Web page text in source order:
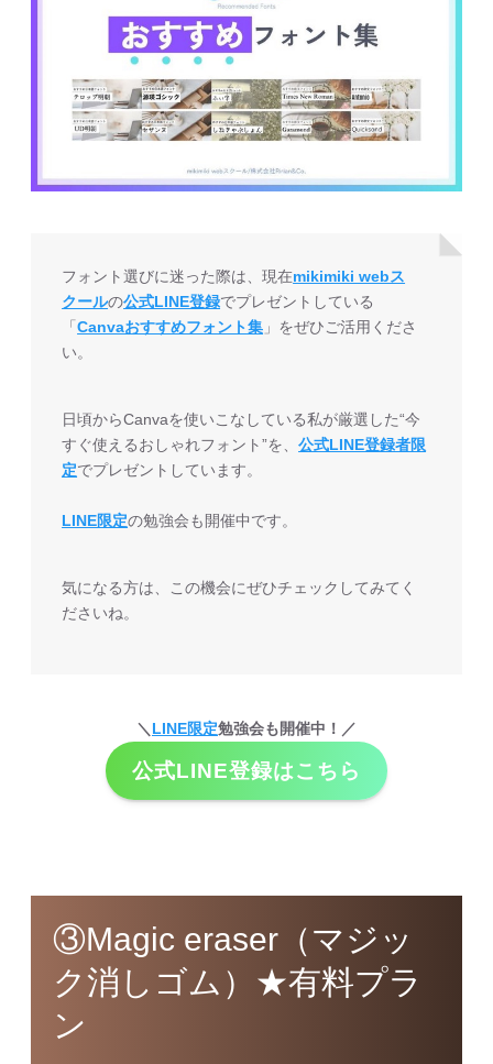
フォント選びに迷った際は、現在mikimiki webス
クールの公式LINE登録でプレゼントしている
「Canvaおすすめフォント集 」をぜひご活用くださ
い。
日頃からCanvaを使いこなしている私が厳選した“今
すぐ使えるおしゃれフォント”を、公式LINE登録者限
定でプレゼントしています。
LINE限定の勉強会も開催中です。
気になる方は、この機会にぜひチェックしてみてく
ださいね。
＼ LINE限定勉強会も開催中！／
公式LINE登録はこちら
③Magic eraser（マジッ
ク消しゴム）★有料プラ
ン